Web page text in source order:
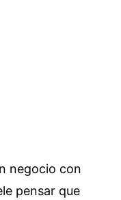
negocio con
pensar que